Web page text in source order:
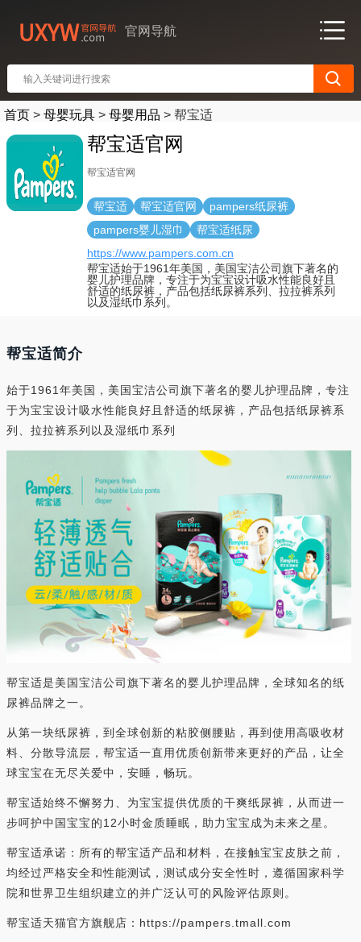
官网导航
首页 > 母婴玩具 > 母婴用品 > 帮宝适
帮宝适官网
帮宝适官网
帮宝适 帮宝适官网
pampers纸尿裤
pampers婴儿湿巾
帮宝适纸尿
https://www.pampers.com.cn
帮宝适始于1961年美国，美国宝洁公司旗下著名的
婴儿护理品牌，专注于为宝宝设计吸水性能良好且
舒适的纸尿裤，产品包括纸尿裤系列、拉拉裤系列
以及湿纸巾系列。
帮宝适简介
始于1961年美国，美国宝洁公司旗下著名的婴儿护理品牌，专注
于为宝宝设计吸水性能良好且舒适的纸尿裤，产品包括纸尿裤系
列、拉拉裤系列以及湿纸巾系列
帮宝适是美国宝洁公司旗下著名的婴儿护理品牌，全球知名的纸
尿裤品牌之一。
从第一块纸尿裤，到全球创新的粘胶侧腰贴，再到使用高吸收材
料、分散导流层，帮宝适一直用优质创新带来更好的产品，让全
球宝宝在无尽关爱中，安睡，畅玩。
帮宝适始终不懈努力、为宝宝提供优质的干爽纸尿裤，从而进一
步呵护中国宝宝的12小时金质睡眠，助力宝宝成为未来之星。
帮宝适承诺：所有的帮宝适产品和材料，在接触宝宝皮肤之前，
均经过严格安全和性能测试，测试成分安全性时，遵循国家科学
院和世界卫生组织建立的并广泛认可的风险评估原则。
帮宝适天猫官方旗舰店：https://pampers.tmall.com